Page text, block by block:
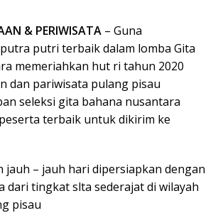
& PERIWISATA – Guna
putri terbaik dalam lomba Gita
memeriahkan hut ri tahun 2020
dan pariwisata pulang pisau
seleksi gita bahana nusantara
terbaik untuk dikirim ke
jauh – jauh hari dipersiapkan dengan
dari tingkat slta sederajat di wilayah
pisau